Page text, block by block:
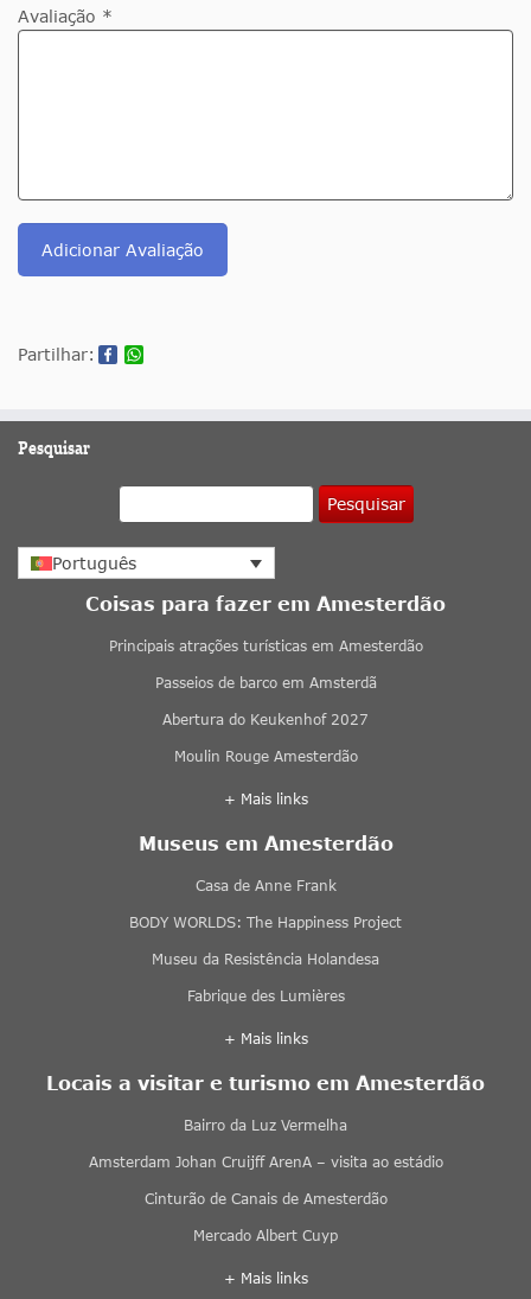
Avaliação *
Adicionar Avaliação
Partilhar:
Pesquisar
Pesquisar
Português
Coisas para fazer em Amesterdão
Principais atrações turísticas em Amesterdão
Passeios de barco em Amsterdã
Abertura do Keukenhof 2027
Moulin Rouge Amesterdão
+ Mais links
Museus em Amesterdão
Casa de Anne Frank
BODY WORLDS: The Happiness Project
Museu da Resistência Holandesa
Fabrique des Lumières
+ Mais links
Locais a visitar e turismo em Amesterdão
Bairro da Luz Vermelha
Amsterdam Johan Cruijff ArenA – visita ao estádio
Cinturão de Canais de Amesterdão
Mercado Albert Cuyp
+ Mais links